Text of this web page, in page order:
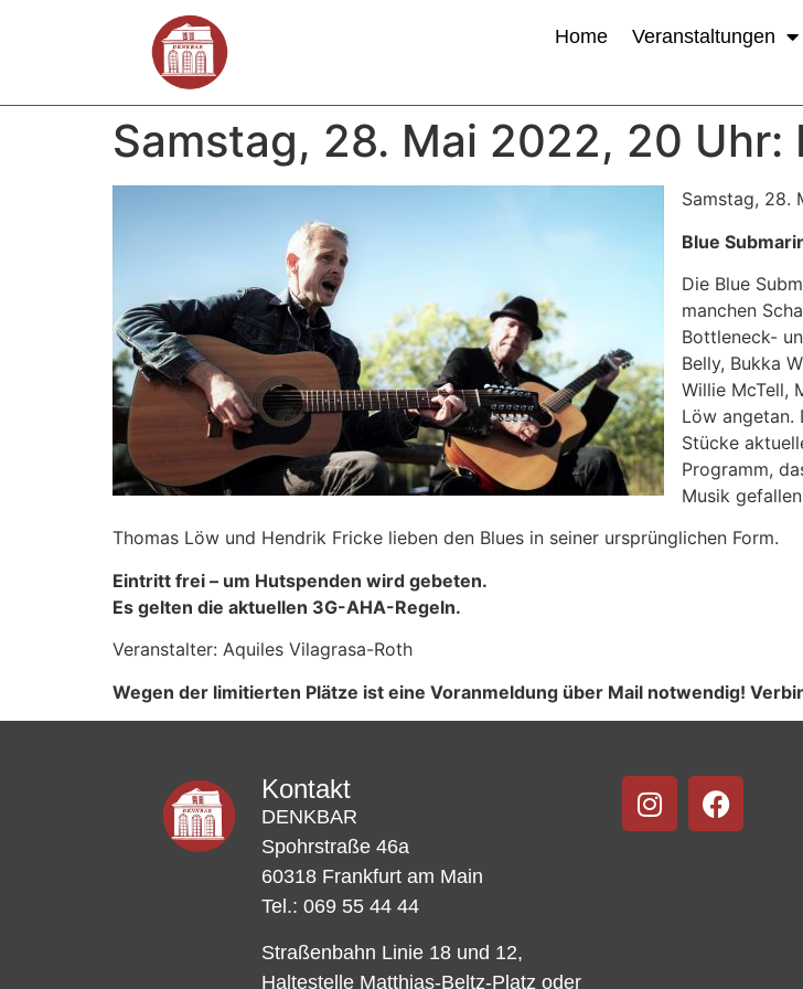
Home Veranstaltungen
Samstag, 28. Mai 2022, 20 Uhr:
Samstag, 28.
Blue
Die Blue
manchen
Bottleneck-
Belly, Bukka
Willie McTell,
Löw angetan.
Stücke
Programm,
Musik
Thomas Löw und Hendrik Fricke lieben den Blues in seiner ursprünglichen Form.
Eintritt frei – um Hutspenden wird gebeten.
Es gelten die aktuellen 3G-AHA-Regeln.
Veranstalter: Aquiles Vilagrasa-Roth
Wegen der limitierten Plätze ist eine Voranmeldung über Mail notwendig!
Kontakt
DENKBAR
Spohrstraße 46a
60318 Frankfurt am Main
Tel.: 069 55 44 44
Straßenbahn Linie 18 und 12,
Haltestelle Matthias-Beltz-Platz oder